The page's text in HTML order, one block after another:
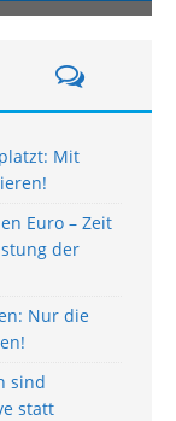
Mit
Euro – Zeit
der
Nur die
sind
statt